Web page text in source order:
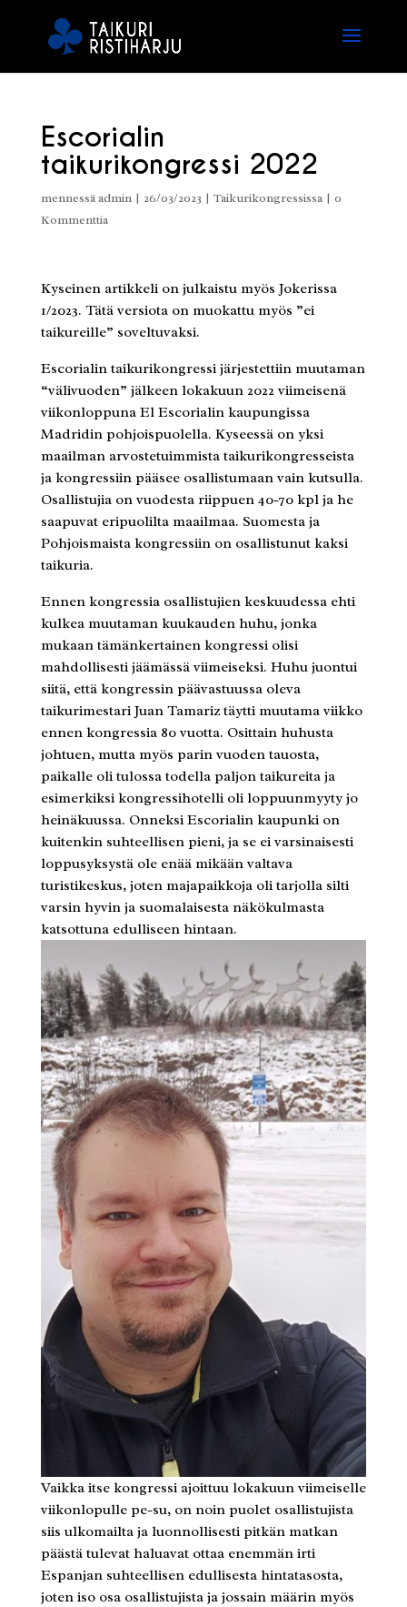
Escorialin
taikurikongressi 2022
mennessäadmin| 26/03/2023 | Taikurikongressissa| 0
Kommenttia
Kyseinen artikkeli on julkaistu myös Jokerissa
1/2023. Tätä versiota on muokattu myös ”ei
taikureille” soveltuvaksi.
Escorialin taikurikongressi järjestettiin muutaman
“välivuoden” jälkeen lokakuun 2022 viimeisenä
viikonloppuna El Escorialin kaupungissa
Madridin pohjoispuolella. Kyseessä on yksi
maailman arvostetuimmista taikurikongresseista
ja kongressiin pääsee osallistumaan vain kutsulla.
Osallistujia on vuodesta riippuen 40-70 kpl ja he
saapuvat eripuolilta maailmaa. Suomesta ja
Pohjoismaista kongressiin on osallistunut kaksi
taikuria.
Ennen kongressia osallistujien keskuudessa ehti
kulkea muutaman kuukauden huhu, jonka
mukaan tämänkertainen kongressi olisi
mahdollisesti jäämässä viimeiseksi. Huhu juontui
siitä, että kongressin päävastuussa oleva
taikurimestari Juan Tamariz täytti muutama viikko
ennen kongressia 80 vuotta. Osittain huhusta
johtuen, mutta myös parin vuoden tauosta,
paikalle oli tulossa todella paljon taikureita ja
esimerkiksi kongressihotelli oli loppuunmyyty jo
heinäkuussa. Onneksi Escorialin kaupunki on
kuitenkin suhteellisen pieni, ja se ei varsinaisesti
loppusyksystä ole enää mikään valtava
turistikeskus, joten majapaikkoja oli tarjolla silti
varsin hyvin ja suomalaisesta näkökulmasta
katsottuna edulliseen hintaan.
Vaikka itse kongressi ajoittuu lokakuun viimeiselle
viikonlopulle pe-su, on noin puolet osallistujista
siis ulkomailta ja luonnollisesti pitkän matkan
päästä tulevat haluavat ottaa enemmän irti
Espanjan suhteellisen edullisesta hintatasosta,
joten iso osa osallistujista ja jossain määrin myös